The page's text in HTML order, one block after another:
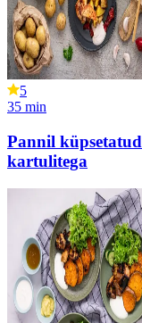
5
35 min
Pannil
kartulitega